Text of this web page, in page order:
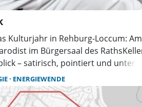
Kulturjahr in Rehburg-Loccum:
im Bürgersaal des
– satirisch, pointiert und
bei den bekannten
ENERGIEWENDE